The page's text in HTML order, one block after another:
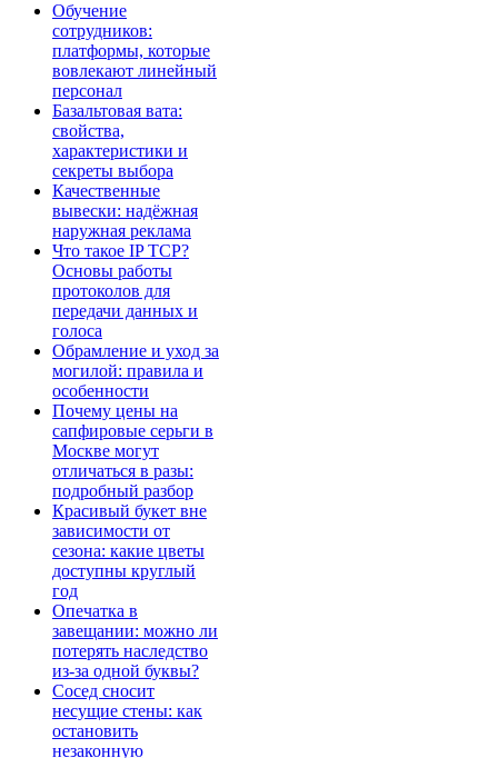
Обучение
сотрудников:
платформы, которые
вовлекают линейный
персонал
Базальтовая вата:
свойства,
характеристики и
секреты выбора
Качественные
вывески: надёжная
наружная реклама
Что такое IP TCP?
Основы работы
протоколов для
передачи данных и
голоса
Обрамление и уход за
могилой: правила и
особенности
Почему цены на
сапфировые серьги в
Москве могут
отличаться в разы:
подробный разбор
Красивый букет вне
зависимости от
сезона: какие цветы
доступны круглый
год
Опечатка в
завещании: можно ли
потерять наследство
из-за одной буквы?
Сосед сносит
несущие стены: как
остановить
незаконную